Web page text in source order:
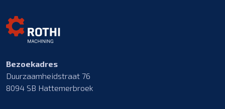
Bezoekadres
Duurzaamheidstraat 76
8094 SB Hattemerbroek